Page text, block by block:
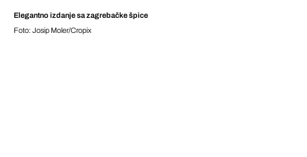
Elegantno izdanje sa zagrebačke špice
Foto: Josip Moler/Cropix